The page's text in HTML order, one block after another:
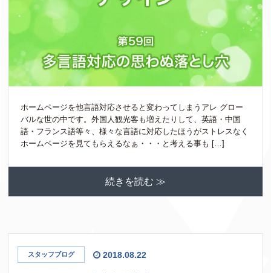
ホームページを他言語対応させると変わってしまうアレ グロー
バルな世の中です。外国人観光客も増えたりして、英語・中国
語・フランス語等々、様々な言語に対応したほうがストレスなく
ホームページを見てもらえるなぁ・・・と考える事も […]
続きを読む ≫
スタッフブログ 2018.08.22